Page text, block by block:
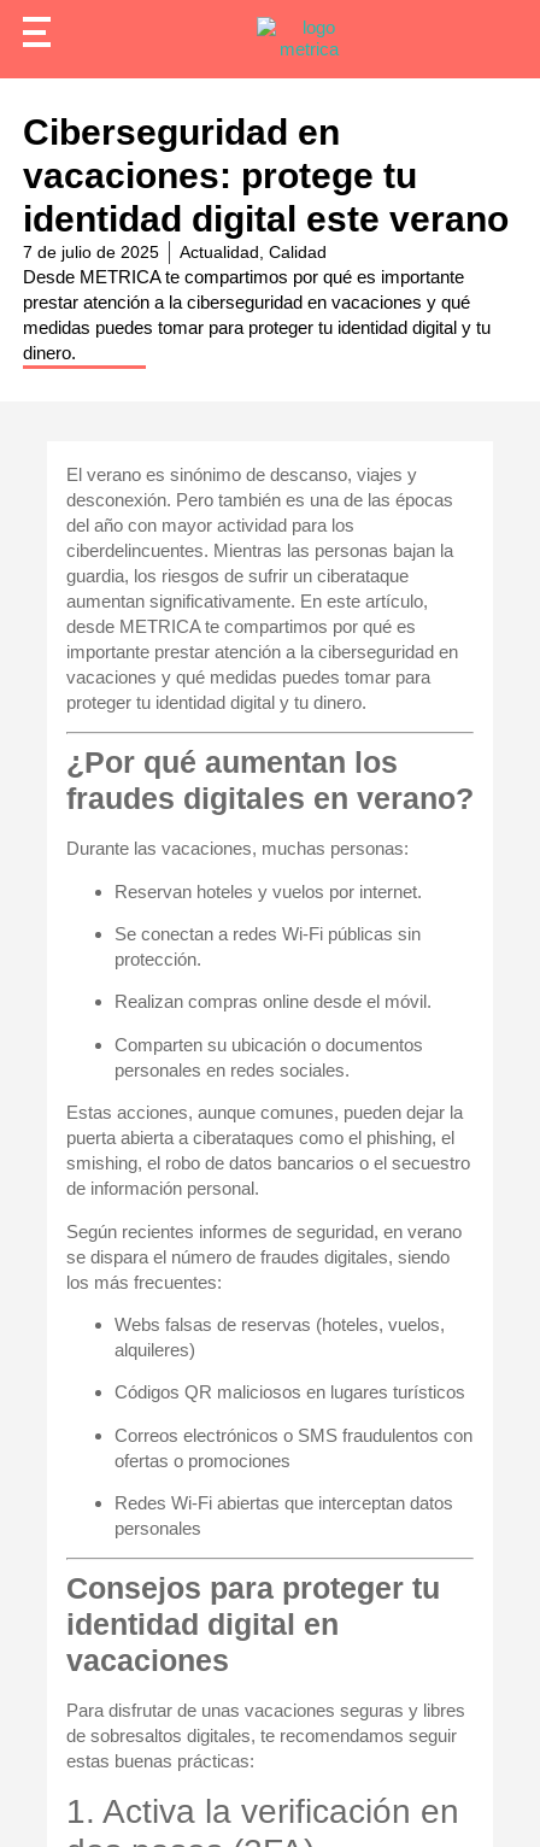
Ciberseguridad en
vacaciones: protege tu
identidad digital este verano
7 de julio de 2025 Actualidad Calidad
Desde METRICA te compartimos por qué es importante
prestar atención a la ciberseguridad en vacaciones y qué
medidas puedes tomar para proteger tu identidad digital y tu
dinero.
El verano es sinónimo de descanso, viajes y
desconexión. Pero también es una de las épocas
del año con mayor actividad para los
ciberdelincuentes. Mientras las personas bajan la
guardia, los riesgos de sufrir un ciberataque
aumentan significativamente. En este artículo,
desde METRICA te compartimos por qué es
importante prestar atención a la ciberseguridad en
vacaciones y qué medidas puedes tomar para
proteger tu identidad digital y tu dinero.
¿Por qué aumentan los
fraudes digitales en verano?
Durante las vacaciones, muchas personas:
Reservan hoteles y vuelos por internet.
Se conectan a redes Wi‑Fi públicas sin
protección.
Realizan compras online desde el móvil.
Comparten su ubicación o documentos
personales en redes sociales.
Estas acciones, aunque comunes, pueden dejar la
puerta abierta a ciberataques como el phishing, el
smishing, el robo de datos bancarios o el secuestro
de información personal.
Según recientes informes de seguridad, en verano
se dispara el número de fraudes digitales, siendo
los más frecuentes:
Webs falsas de reservas (hoteles, vuelos,
alquileres)
Códigos QR maliciosos en lugares turísticos
Correos electrónicos o SMS fraudulentos con
ofertas o promociones
Redes Wi‑Fi abiertas que interceptan datos
personales
Consejos para proteger tu
identidad digital en
vacaciones
Para disfrutar de unas vacaciones seguras y libres
de sobresaltos digitales, te recomendamos seguir
estas buenas prácticas:
1. Activa la verificación en